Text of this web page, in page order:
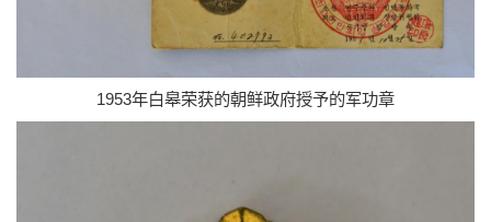
1953年白皋荣获的朝鲜政府授予的军功章